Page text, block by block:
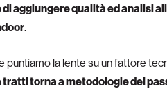
di aggiungere qualità ed analisi
.
puntiamo la lente su un fattore
tratti torna a metodologie del